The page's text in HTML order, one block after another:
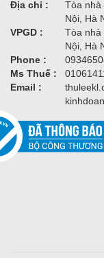
Địa chỉ :
Tòa nhà
Nội, Hà
VPGD :
Tòa nhà
Nội, Hà
Phone :
Ms Thuế :
Email :